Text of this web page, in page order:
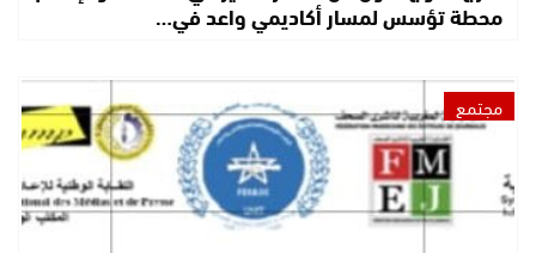
محطة تؤسس لمسار أكاديمي واعد في…
مجتمع